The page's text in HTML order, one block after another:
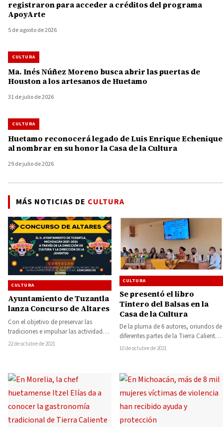
registraron para acceder a créditos del programa
ApoyArte
5 de agosto de 2026
CULTURA
Ma. Inés Núñez Moreno busca abrir las puertas de
Houston a los artesanos de Huetamo
31 de julio de 2026
CULTURA
Huetamo reconocerá legado de Luis Enrique Echenique
al nombrar en su honor la Casa de la Cultura
29 de julio de 2026
MÁS NOTICIAS DE CULTURA
CULTURA
Ayuntamiento de Tuzantla
lanza Concurso de Altares
Con el objetivo de preservar las
tradiciones e impulsar las actividades
en familia, el Ayuntamiento de
22 de octubre de 2021
CULTURA
Se presentó el libro
Tintero del Balsas en la
Casa de la Cultura
De la pluma de 6 autores, oriundos de
diferentes partes de la Tierra Caliente,
surge Tintero del Balsas,…
10 de octubre de 2021